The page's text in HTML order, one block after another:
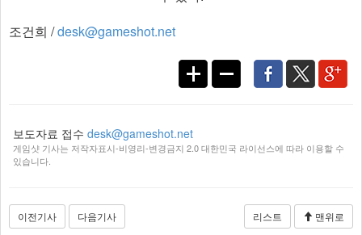
이런 것까지? 싶은 사항들이 죄다 금지다.
전광판 말고도 별도 메뉴에서 다른 플레이어들의 순위를 볼
수 있다.